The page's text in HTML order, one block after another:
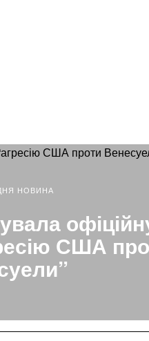
НОВИНА
США